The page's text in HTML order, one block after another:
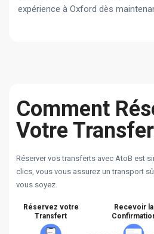
expérience à Oxford dès
Comment
Votre
Réserver vos transferts avec AtoB est
clics, vous vous assurez un transport
vous soyez.
Réservez votre
Transfert
Recevoir la